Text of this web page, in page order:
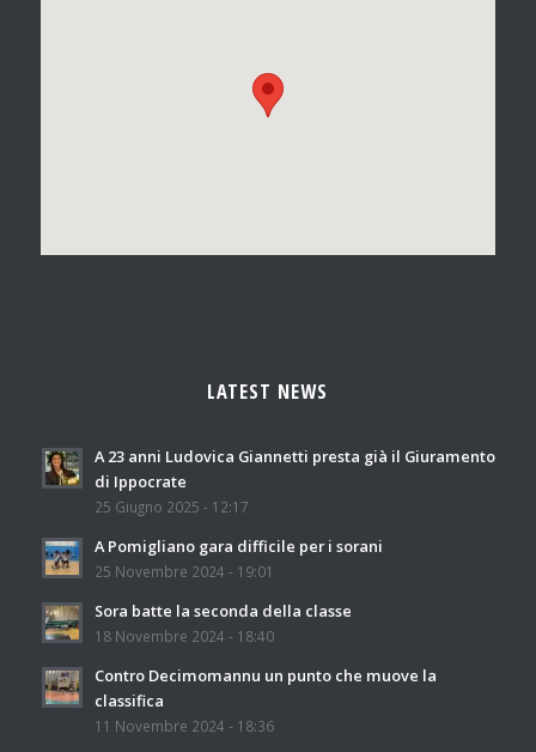
LATEST NEWS
A 23 anni Ludovica Giannetti presta già il Giuramento
di Ippocrate
25 Giugno 2025 - 12:17
A Pomigliano gara difficile per i sorani
25 Novembre 2024 - 19:01
Sora batte la seconda della classe
18 Novembre 2024 - 18:40
Contro Decimomannu un punto che muove la
classifica
11 Novembre 2024 - 18:36